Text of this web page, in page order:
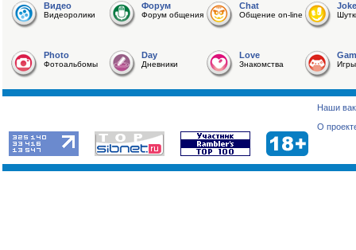
Видео
Видеоролики
Форум
Форум общения
Chat
Общение on-line
Joke
Photo
Фотоальбомы
Day
Дневники
Love
Знакомства Игры
Наши
О